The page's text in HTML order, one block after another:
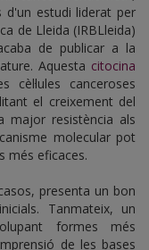
d'un estudi liderat per
de Lleida (IRBLleida)
de publicar a la
Aquesta citocina
canceroses
el creixement del
major resistència als
molecular pot
més eficaces.
presenta un bon
Tanmateix, un
formes més
de les bases